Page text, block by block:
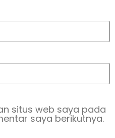
situs web saya pada
saya berikutnya.